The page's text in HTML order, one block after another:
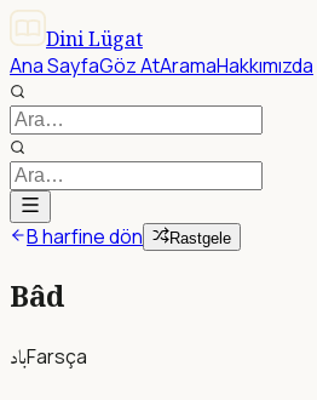
Dini Lügat
Ana SayfaGöz AtAramaHakkımızda
B harfine dön Rastgele
Bâd
بادFarsça